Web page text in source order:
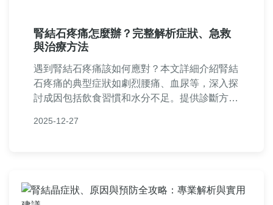
腎結石疼痛怎麼辦？完整解析症狀、急救
與治療方法
遇到腎結石疼痛該如何應對？本文詳細介紹腎結
石疼痛的典型症狀如劇烈腰痛、血尿等，深入探
討成因包括飲食習慣和水分不足。提供診斷方法
石術和手術，分享居家疼痛緩解技巧及預防復發
2025-12-27